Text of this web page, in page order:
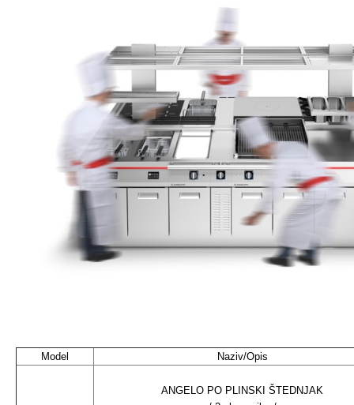
Model Naziv/Opis
ANGELO PO PLINSKI ŠTEDNJAK